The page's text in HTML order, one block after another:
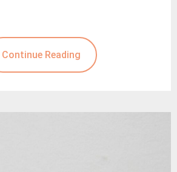
Continue Reading